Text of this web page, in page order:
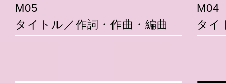
M05
タイトル／作詞・作曲・編曲
M04
タイ